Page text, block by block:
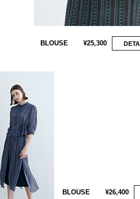
BLOUSE ¥26,400
BLOUSE ¥25,300